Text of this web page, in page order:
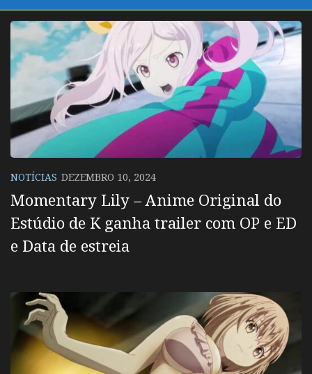
NOTÍCIAS DEZEMBRO 10, 2024
Momentary Lily – Anime Original do
Estúdio de K ganha trailer com OP e ED
e Data de estreia